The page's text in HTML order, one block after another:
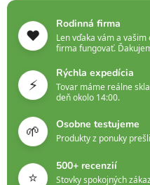
❤️
Rodinná firma
Len vďaka vám a
firma fungovať.
⚡
Rýchla expedícia
Tovar máme reálne
deň okolo 14:00.
🌱 Osobne testujeme
Produkty z ponuky
⭐
500+ recenzií
Stovky spokojných